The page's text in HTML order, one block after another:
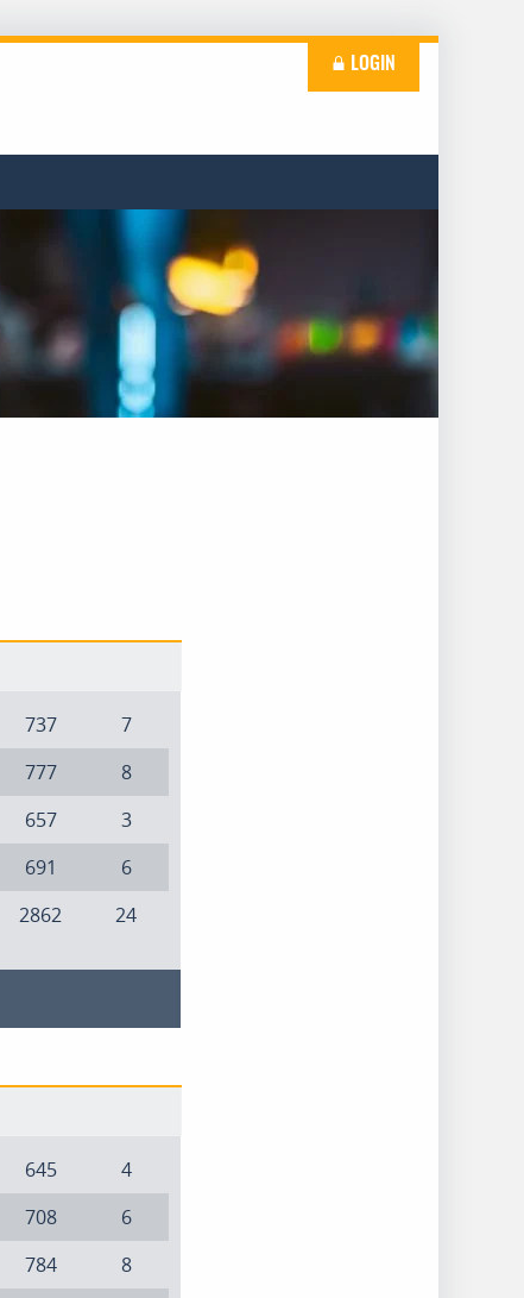
LOGIN
737
7
777
8
657
3
691
6
2862 24
645
4
708
6
784
8